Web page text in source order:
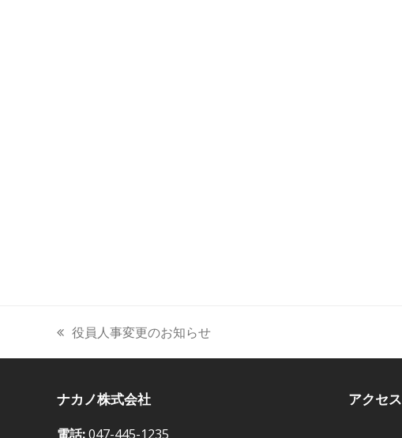
の
稿:
役員人事変更のお知らせ
ナカノ株式会社
電話:047-445-1235
アクセス